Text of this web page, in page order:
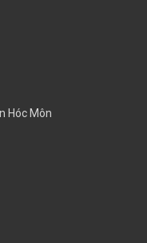
Hóc Môn